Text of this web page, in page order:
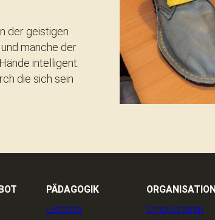
der geistigen
manche der
intelligent.
die sich sein
PÄDAGOGIK
Leitstern
ORGANISATION
Organigramm